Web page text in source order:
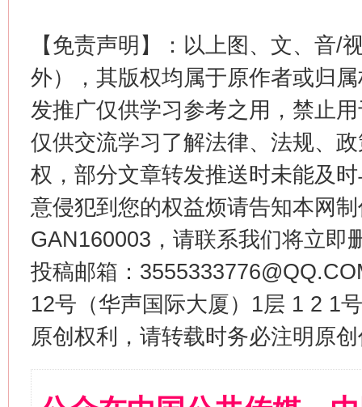
【免责声明】：以上图、文、音/
外），其版权均属于原作者或归
发推广仅供学习参考之用，禁止
仅供交流学习了解法律、法规、
权，部分文章转发推送时未能及
意侵犯到您的权益烦请告知本网
GAN160003，请联系我们将立即
投稿邮箱：
12号（华声国际大厦）1层 1 2 1
原创权利，请转载时务必注明原